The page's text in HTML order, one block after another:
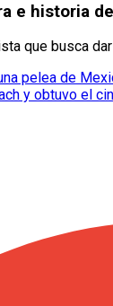
e historia
que busca
pelea de
y obtuvo el